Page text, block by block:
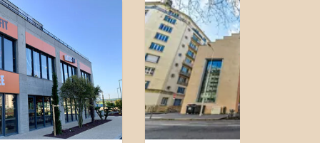
Roosevelt à Vaulx-En-
communauté fitness.